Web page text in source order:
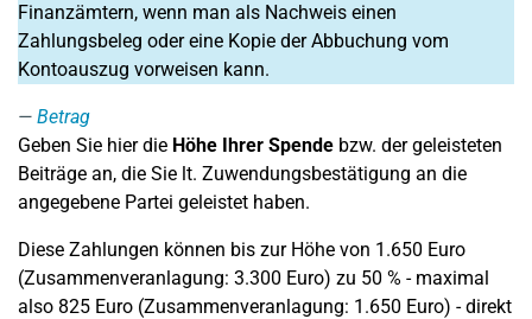
Finanzämtern, wenn man als Nachweis einen
Zahlungsbeleg oder eine Kopie der Abbuchung vom
Kontoauszug vorweisen kann.
Betrag
Geben Sie hier die Höhe Ihrer Spende bzw. der geleisteten
Beiträge an, die Sie lt. Zuwendungsbestätigung an die
angegebene Partei geleistet haben.
Diese Zahlungen können bis zur Höhe von 1.650 Euro
(Zusammenveranlagung: 3.300 Euro) zu 50 % - maximal
also 825 Euro (Zusammenveranlagung: 1.650 Euro) - direkt